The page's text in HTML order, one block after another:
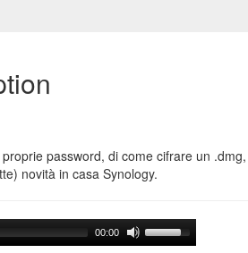
password, di come cifrare un
novità in casa Synology.
00:00